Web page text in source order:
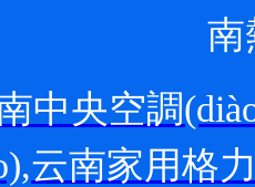
南
中央空調
,云南家用格